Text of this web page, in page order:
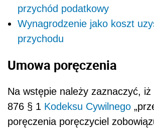
przychód podatkowy
Wynagrodzenie jako koszt
przychodu
Umowa poręczenia
Na wstępie należy zaznaczyć,
876 § 1 Kodeksu Cywilnego
poręczenia poręczyciel